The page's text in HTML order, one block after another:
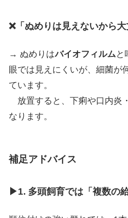
❌「ぬめりは見えないから大
→ ぬめりはバイオフィルムと
眼では見えにくいが、細菌が
ています。
放置すると、下痢や口内炎
なります。
補足アドバイス
▶1. 多頭飼育では「複数の